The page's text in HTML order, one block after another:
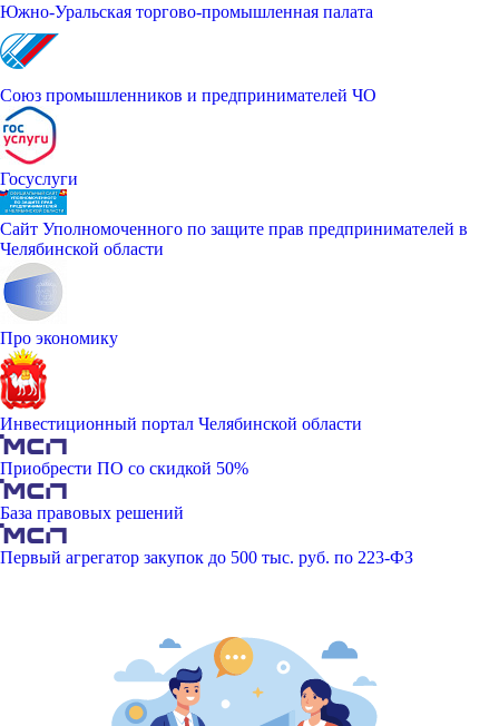
Южно-Уральская торгово-промышленная палата
Союз промышленников и предпринимателей ЧО
Госуслуги
Сайт Уполномоченного по защите прав предпринимателей в
Челябинской области
Про экономику
Инвестиционный портал Челябинской области
Приобрести ПО со скидкой 50%
База правовых решений
Первый агрегатор закупок до 500 тыс. руб. по 223-ФЗ